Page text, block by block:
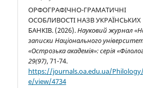
ОРФОГРАФІЧНО-ГРАМАТИЧНІ
ОСОБЛИВОСТІ НАЗВ УКРАЇНСЬКИХ
БАНКІВ. (2026).Науковий журнал
записки Національного
«Острозька академія»: серія
29(97), 71-74.
https://journals.oa.edu.ua/
e/view/4734